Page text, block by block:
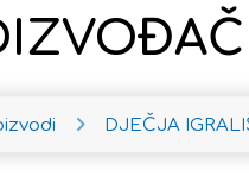
DJEČJA